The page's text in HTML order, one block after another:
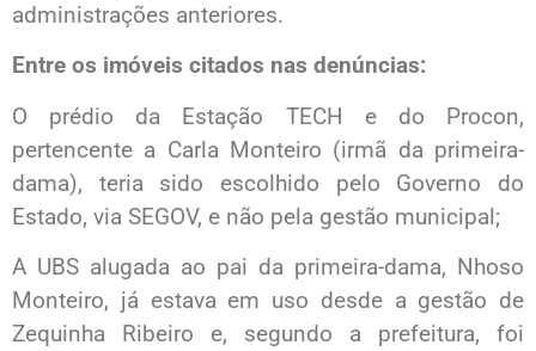
administrações anteriores.
Entre os imóveis citados nas denúncias:
O prédio da Estação TECH e do Procon,
pertencente a Carla Monteiro (irmã da primeira-
dama), teria sido escolhido pelo Governo do
Estado, via SEGOV, e não pela gestão municipal;
A UBS alugada ao pai da primeira-dama, Nhoso
Monteiro, já estava em uso desde a gestão de
Zequinha Ribeiro e, segundo a prefeitura, foi